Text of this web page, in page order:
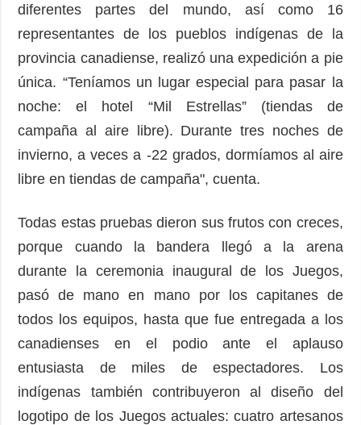
diferentes partes del mundo, así como 16
representantes de los pueblos indígenas de la
provincia canadiense, realizó una expedición a pie
única. “Teníamos un lugar especial para pasar la
noche: el hotel “Mil Estrellas” (tiendas de
campaña al aire libre). Durante tres noches de
invierno, a veces a -22 grados, dormíamos al aire
libre en tiendas de campaña", cuenta.
Todas estas pruebas dieron sus frutos con creces,
porque cuando la bandera llegó a la arena
durante la ceremonia inaugural de los Juegos,
pasó de mano en mano por los capitanes de
todos los equipos, hasta que fue entregada a los
canadienses en el podio ante el aplauso
entusiasta de miles de espectadores. Los
indígenas también contribuyeron al diseño del
logotipo de los Juegos actuales: cuatro artesanos